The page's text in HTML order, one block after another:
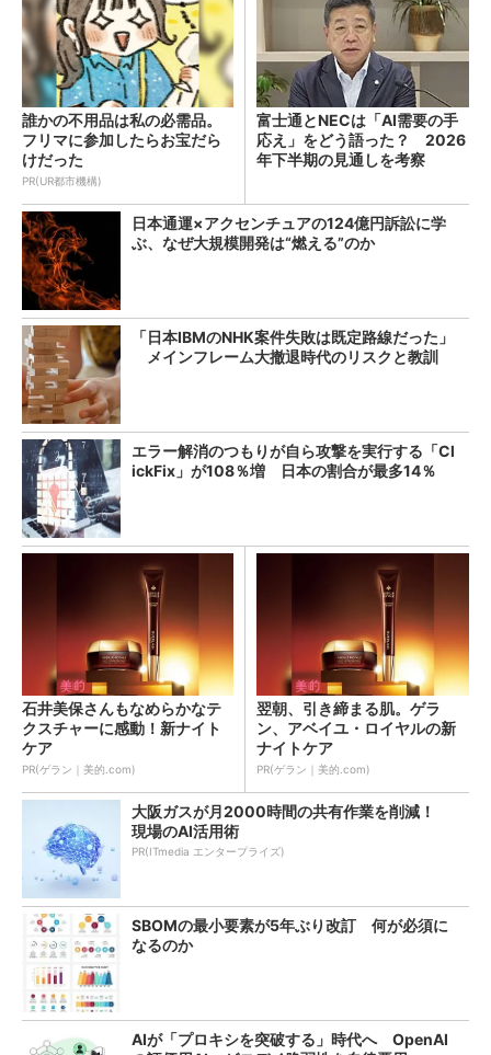
誰かの不用品は私の必需品。
フリマに参加したらお宝だら
けだった
PR(UR都市機構)
富士通とNECは「AI需要の手
応え」をどう語った？ 2026
年下半期の見通しを考察
日本通運×アクセンチュアの124億円訴訟に学
ぶ、なぜ大規模開発は“燃える”のか
「日本IBMのNHK案件失敗は既定路線だった」
メインフレーム大撤退時代のリスクと教訓
エラー解消のつもりが自ら攻撃を実行する「Cl
ickFix」が108％増 日本の割合が最多14％
石井美保さんもなめらかなテ
クスチャーに感動！新ナイト
ケア
PR(ゲラン｜美的.com)
翌朝、引き締まる肌。ゲラ
ン、アベイユ・ロイヤルの新
ナイトケア
PR(ゲラン｜美的.com)
大阪ガスが月2000時間の共有作業を削減！
現場のAI活用術
PR(ITmedia エンタープライズ)
SBOMの最小要素が5年ぶり改訂 何が必須に
なるのか
AIが「プロキシを突破する」時代へ OpenAI